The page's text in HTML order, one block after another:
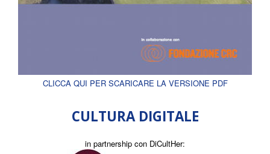
CLICCA QUI PER SCARICARE LA VERSIONE PDF
CULTURA DIGITALE
in partnership con DiCultHer: